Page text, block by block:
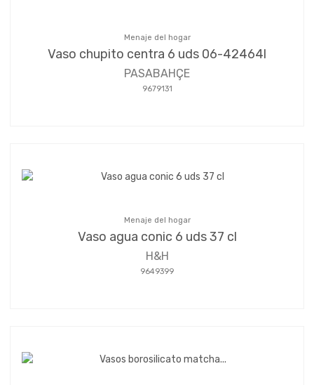
Menaje del hogar
Vaso chupito centra 6 uds 06-42464l
PASABAHÇE
9679131
Menaje del hogar
Vaso agua conic 6 uds 37 cl
H&H
9649399